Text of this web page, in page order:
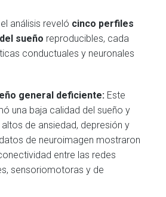
análisis reveló cinco perfiles
sueño reproducibles, cada
conductuales y neuronales
general deficiente: Este
una baja calidad del sueño y
de ansiedad, depresión y
de neuroimagen mostraron
entre las redes
sensoriomotoras y de